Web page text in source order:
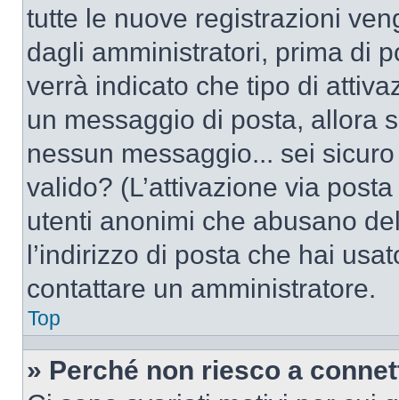
tutte le nuove registrazioni
dagli amministratori, prima di
verrà indicato che tipo di
un messaggio di posta, allora
nessun messaggio... sei
valido? (L’attivazione via
utenti anonimi che abusano
l’indirizzo di posta che hai
contattare un amministratore.
Top
» Perché non riesco a